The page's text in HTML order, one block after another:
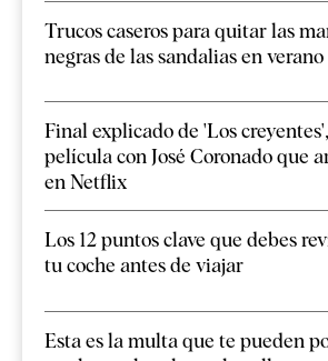
Trucos caseros para quitar las
negras de las sandalias en verano
Final explicado de 'Los
película con José Coronado que
en Netflix
Los 12 puntos clave que debes
tu coche antes de viajar
Esta es la multa que te pueden